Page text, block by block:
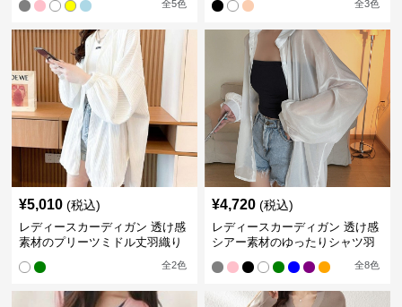
全5色 全3色
¥5,010 (税込)
レディースカーディガン 透け感
素材のプリーツミドル丈羽織り
全2色
¥4,720 (税込)
レディースカーディガン 透け感
シアー素材のゆったりシャツ羽
全8色